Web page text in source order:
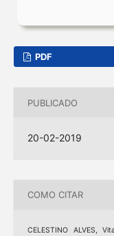
PDF
PUBLICADO
20-02-2019
COMO CITAR
CELESTINO ALVES,